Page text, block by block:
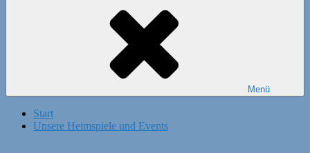
Menü
Start
Unsere Heimspiele und Events